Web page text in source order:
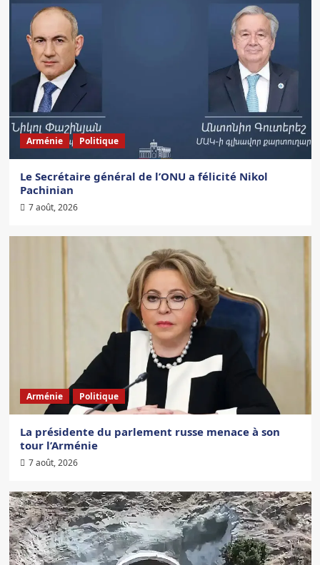
Arménie Politique
Le Secrétaire général de l’ONU a félicité Nikol
Pachinian
7 août, 2026
Arménie Politique
La présidente du parlement russe menace à son
tour l’Arménie
7 août, 2026